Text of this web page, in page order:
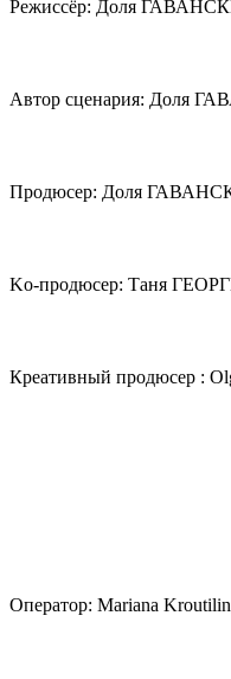
Режиссёр: Доля
Автор сценария: Доля
Продюсер: Доля
Ko-продюсер: Таня
Креативный продюсер :
Оператор: Mariana